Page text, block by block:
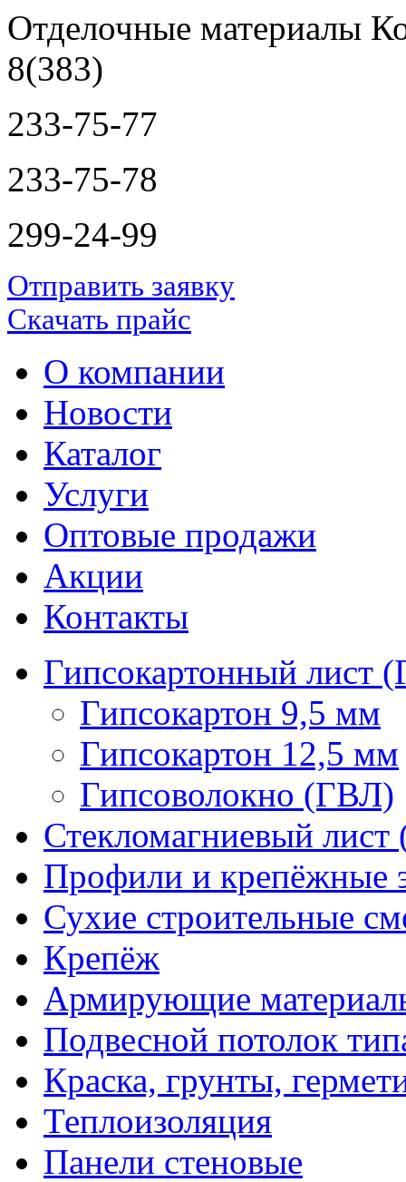
Отделочные материалы
8(383)
233-75-77
233-75-78
299-24-99
Отправить заявку
Скачать прайс
О компании
Новости
Каталог
Услуги
Оптовые продажи
Акции
Контакты
Гипсокартонный лист
Гипсокартон 9,5 мм
Гипсокартон 12,5 мм
Гипсоволокно (ГВЛ)
Стекломагниевый
Профили и
Сухие строительные
Крепёж
Армирующие
Подвесной потолок
Краска, грунты,
Теплоизоляция
Панели стеновые